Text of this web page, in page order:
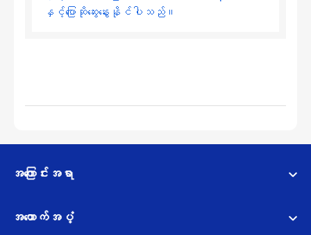
နှင့်ပြောဆိုဆွေးနွေးနိုင်ပါသည်။
အကြောင်းအရာ
အထောက်အပံ့